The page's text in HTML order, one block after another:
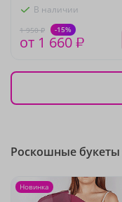
В наличии
1 950 ₽ -15%
от 1 660 ₽
Роскошные букеты
Новинка